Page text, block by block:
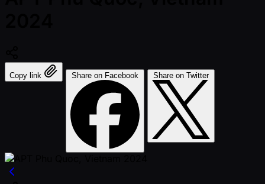
Copy link Share on Facebook Share on Twitter